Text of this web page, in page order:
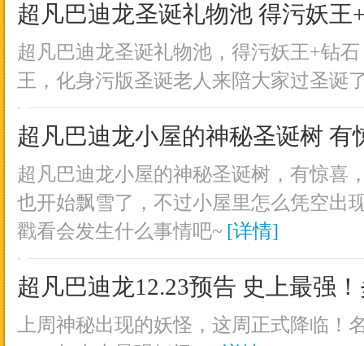
超凡巴迪龙圣诞礼物池 得污妖王
超凡巴迪龙圣诞礼物池，得污妖王+钻
王，化身污版圣诞老人来陪大家过圣诞
超凡巴迪龙小屋的神秘圣诞树 有
超凡巴迪龙小屋的神秘圣诞树，有惊喜
也开始飘雪了，不过小屋里怎么凭空出
戳看会发生什么事情吧~ [详情]
超凡巴迪龙12.23预告 史上最强
上周神秘出现的妖怪，这周正式降临！